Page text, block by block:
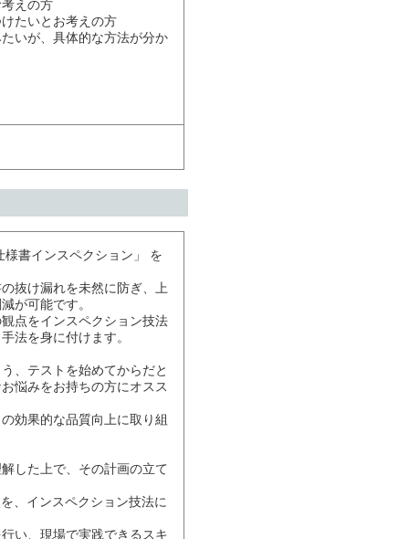
えの方
たいとお考えの方
いが、具体的な方法が分か
書インスペクション」 を
抜け漏れを未然に防ぎ、上
が可能です。
点をインスペクション技法
法を身に付けます。
、テストを始めてからだと
悩みをお持ちの方にオスス
効果的な品質向上に取り組
した上で、その計画の立て
、インスペクション技法に
い、現場で実践できるスキ